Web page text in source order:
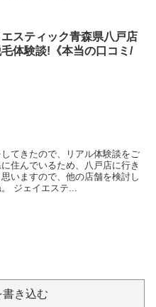
スティック青森県八戸店
体験談!《本当の口コミ/
てきたので、リアル体験談をご
住んでいるため、八戸店に行き
いますので、他の店舗を検討し
ジェイエステ...
書き込む